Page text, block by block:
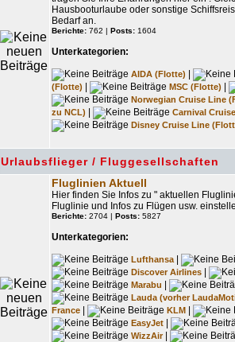
Hausbooturlaube oder sonstige
Bedarf an.
Berichte: 762 | Posts: 1604
Unterkategorien:
AIDA (Flotte)
(Flotte) MSC (Flotte)
Norwegian Cruise Line
zu NCL)
Carnival
Disney Cruise Line
Urlaubsflieger / Fluggesellschaften
Fluglinien Aktuell
Hier finden Sie Infos zu " aktuellen
Fluglinie und Infos zu Flügen usw.
Berichte: 2704 | Posts: 5827
Unterkategorien:
Lufthansa|
Discover Airlines
Marabu
Lauda (vorher
France
KLM
EasyJet
WizzAir|